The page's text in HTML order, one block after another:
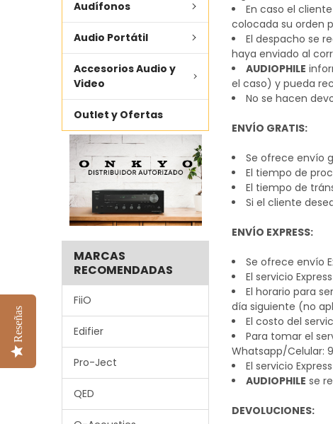
Audífonos
Audio Portátil
Accesorios Audio y
Video
Outlet y Ofertas
MARCAS
RECOMENDADAS
FiiO
Edifier
Pro-Ject
QED
En caso el
colocada su orden
El despacho se
haya enviado al
AUDIOPHILE
el caso) y pueda
No se hacen
ENVÍO GRATIS:
Se ofrece envío
El tiempo de
El tiempo de
Si el cliente
ENVÍO EXPRESS:
Se ofrece envío
El servicio
El horario para
día siguiente (no
El costo del
Para tomar el
Whatsapp/Celular:
El servicio
AUDIOPHILE se
DEVOLUCIONES:
Reseñas